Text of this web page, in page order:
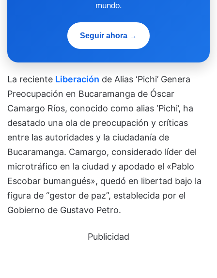
mundo.
Seguir ahora →
La reciente Liberación de Alias ‘Pichi’ Genera
Preocupación en Bucaramanga de Óscar
Camargo Ríos, conocido como alias ‘Pichi’, ha
desatado una ola de preocupación y críticas
entre las autoridades y la ciudadanía de
Bucaramanga. Camargo, considerado líder del
microtráfico en la ciudad y apodado el «Pablo
Escobar bumangués», quedó en libertad bajo la
figura de “gestor de paz”, establecida por el
Gobierno de Gustavo Petro.
Publicidad